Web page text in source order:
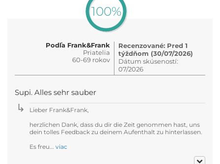
100%
Podľa Frank&Frank
Priatelia
60-69 rokov
Recenzované: Pred 1
týždňom (30/07/2026)
Dátum skúseností:
07/2026
Supi. Alles sehr sauber
Lieber Frank&Frank,
herzlichen Dank, dass du dir die Zeit genommen hast, uns
dein tolles Feedback zu deinem Aufenthalt zu hinterlassen.
Es freu... viac